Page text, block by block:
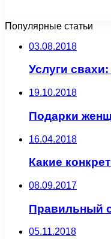
Популярные статьи
03.08.2018
Услуги
19.10.2018
Подарки
16.04.2018
Какие
08.09.2017
Правильный
05.11.2018